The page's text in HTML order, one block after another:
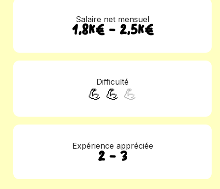
Salaire net mensuel
1,8K€ - 2,5K€
Difficulté
💪 💪 💪
Expérience appréciée
2 - 3